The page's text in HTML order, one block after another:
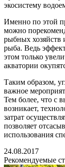
экосистему
Именно по этой
можно
рыбных хозяйств
рыба. Ведь
этом только
акватории
Таким образом,
важное
Тем более, что с
возникает,
затрат
позволяет
использования
24.08.2017
Рекомендуемые